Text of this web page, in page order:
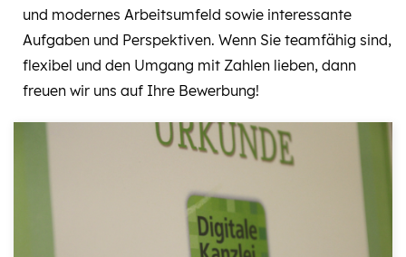
und modernes Arbeitsumfeld sowie interessante
Aufgaben und Perspektiven. Wenn Sie teamfähig sind,
flexibel und den Umgang mit Zahlen lieben, dann
freuen wir uns auf Ihre Bewerbung!